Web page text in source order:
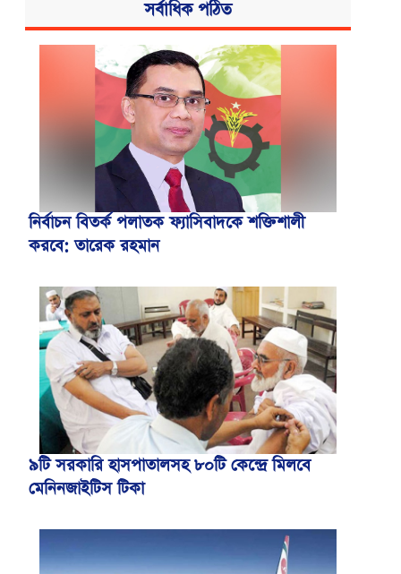
সর্বাধিক পঠিত
নির্বাচন বিতর্ক পলাতক ফ্যাসিবাদকে শক্তিশালী
করবে: তারেক রহমান
৯টি সরকারি হাসপাতালসহ ৮০টি কেন্দ্রে মিলবে
মেনিনজাইটিস টিকা